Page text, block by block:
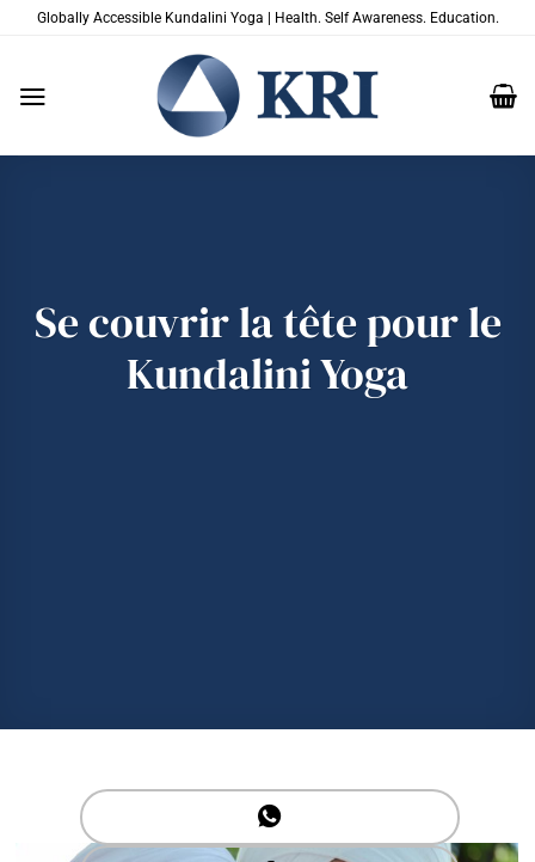
PasserGlobally Accessible Kundalini Yoga | Health. Self Awareness. Education.
Se couvrir la tête pour le
Kundalini Yoga